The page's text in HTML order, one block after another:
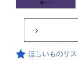
ほしいものリ